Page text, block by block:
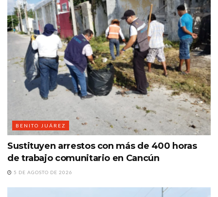
BENITO JUÁREZ
Sustituyen arrestos con más de 400 horas
de trabajo comunitario en Cancún
5 DE AGOSTO DE 2026